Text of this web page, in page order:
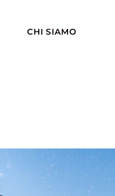
CHI SIAMO